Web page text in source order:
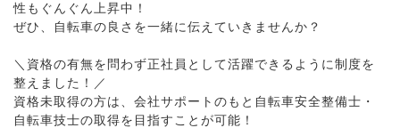
性もぐんぐん上昇中！
ぜひ、自転車の良さを一緒に伝えていきませんか？
＼資格の有無を問わず正社員として活躍できるように制度を
整えました！／
資格未取得の方は、会社サポートのもと自転車安全整備士・
自転車技士の取得を目指すことが可能！